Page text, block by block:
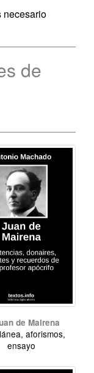
necesario
de
de Mairena
aforismos,
ensayo